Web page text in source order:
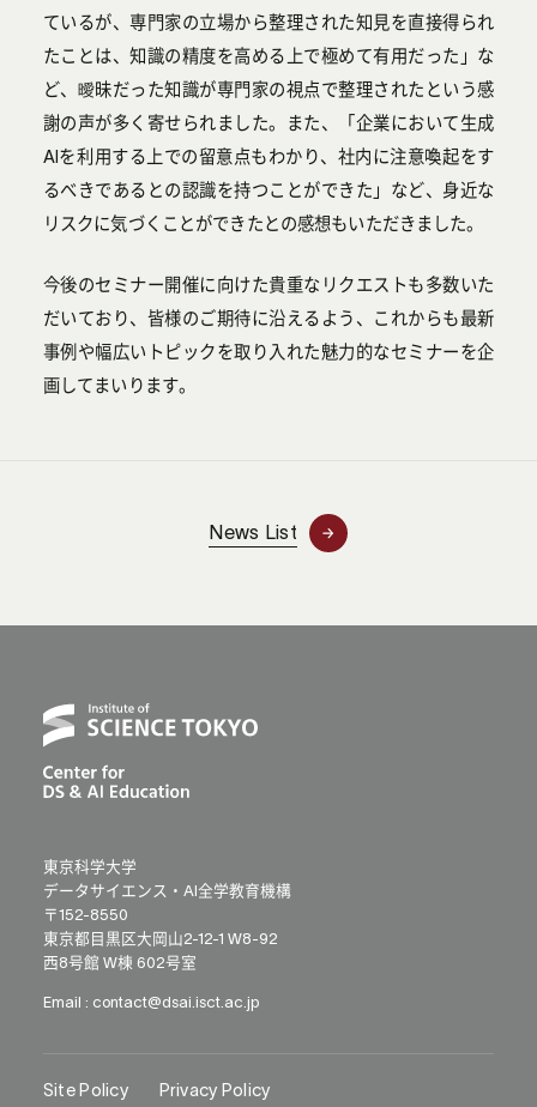
ているが、専門家の立場から整理された知見を直接得られ
たことは、知識の精度を高める上で極めて有用だった」な
ど、曖昧だった知識が専門家の視点で整理されたという感
謝の声が多く寄せられました。また、「企業において生成
AIを利用する上での留意点もわかり、社内に注意喚起をす
るべきであるとの認識を持つことができた」など、身近な
リスクに気づくことができたとの感想もいただきました。
今後のセミナー開催に向けた貴重なリクエストも多数いた
だいており、皆様のご期待に沿えるよう、これからも最新
事例や幅広いトピックを取り入れた魅力的なセミナーを企
画してまいります。
News List
東京科学大学
データサイエンス・AI全学教育機構
〒152-8550
東京都目黒区大岡山2-12-1 W8-92
西8号館 W棟 602号室
Email : contact@dsai.isct.ac.jp
Site Policy Privacy Policy